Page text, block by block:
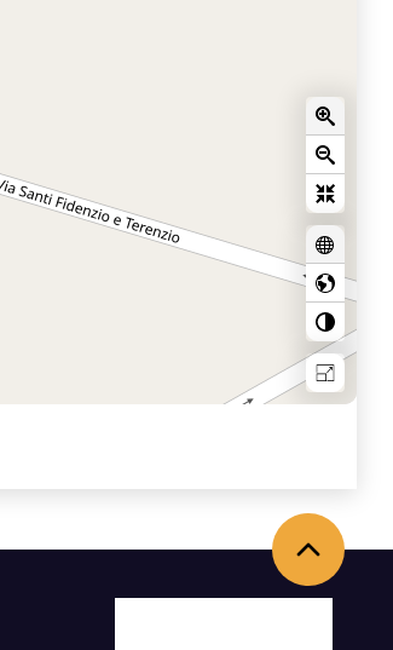
Back to the top